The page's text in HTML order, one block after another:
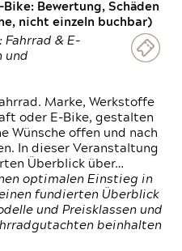
Bewertung, Schäden
nicht einzeln buchbar)
Fahrrad & E-
und
Marke, Werkstoffe
oder E-Bike, gestalten
Wünsche offen und nach
In dieser Veranstaltung
Überblick über…
optimalen Einstieg in
fundierten Überblick
und Preisklassen und
beinhalten